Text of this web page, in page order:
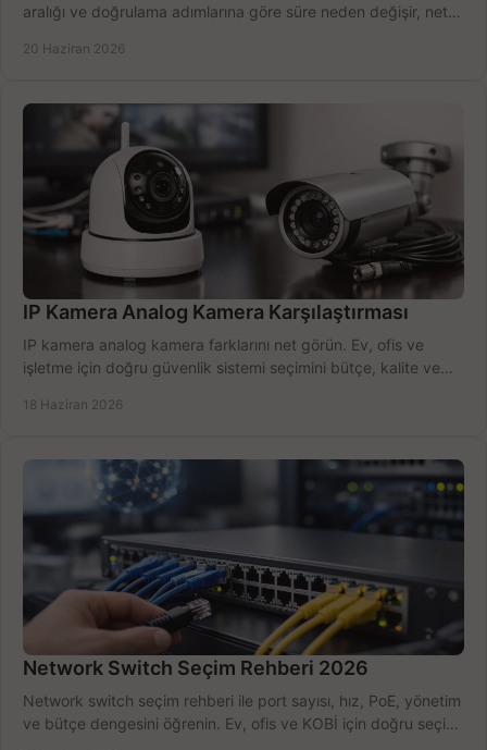
aralığı ve doğrulama adımlarına göre süre neden değişir, net
20 Haziran 2026
IP Kamera Analog Kamera Karşılaştırması
IP kamera analog kamera farklarını net görün. Ev, ofis ve
işletme için doğru güvenlik sistemi seçimini bütçe, kalite ve
18 Haziran 2026
Network Switch Seçim Rehberi 2026
Network switch seçim rehberi ile port sayısı, hız, PoE, yönetim
ve bütçe dengesini öğrenin. Ev, ofis ve KOBİ için doğru seçimi